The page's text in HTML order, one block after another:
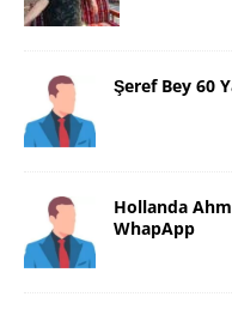
Şeref Bey 60
Hollanda
WhapApp